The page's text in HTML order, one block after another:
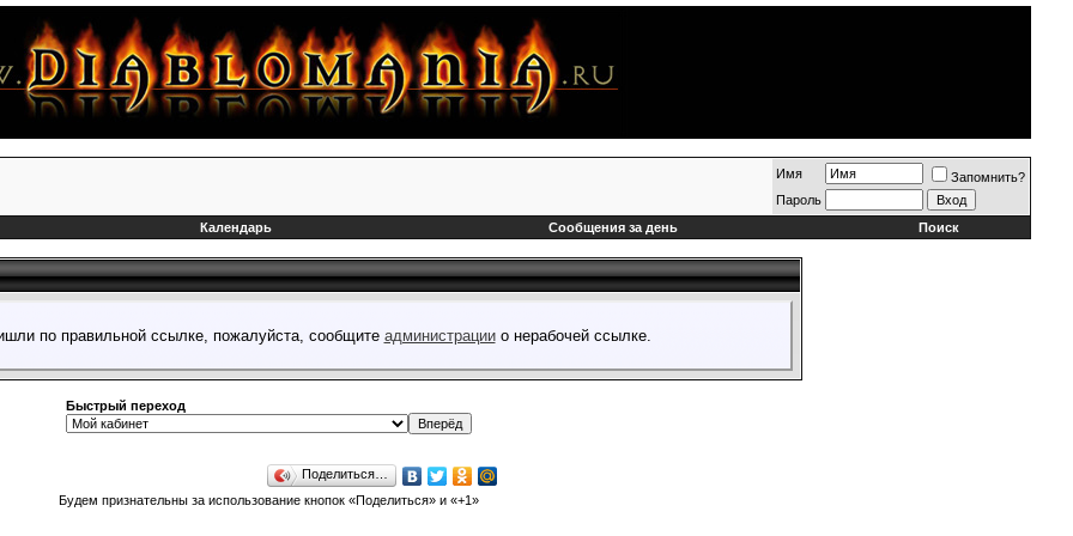
Имя
Запомнить?
Пароль
Календарь
Сообщения за день Поиск
по правильной ссылке, пожалуйста, сообщите администрациио нерабочей ссылке.
Быстрый переход
Поделиться…
Будем признательны за использование кнопок «Поделиться» и «+1»